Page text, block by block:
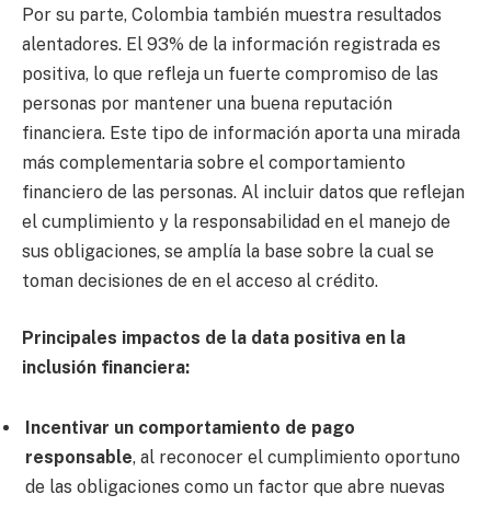
Por su parte, Colombia también muestra resultados
alentadores. El 93% de la información registrada es
positiva, lo que refleja un fuerte compromiso de las
personas por mantener una buena reputación
financiera. Este tipo de información aporta una mirada
más complementaria sobre el comportamiento
financiero de las personas. Al incluir datos que reflejan
el cumplimiento y la responsabilidad en el manejo de
sus obligaciones, se amplía la base sobre la cual se
toman decisiones de en el acceso al crédito.
Principales impactos de la data positiva en la
inclusión financiera:
Incentivar un comportamiento de pago
responsable, al reconocer el cumplimiento oportuno
de las obligaciones como un factor que abre nuevas